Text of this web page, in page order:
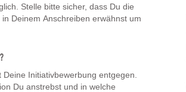
Stelle bitte sicher, dass Du die
Deinem Anschreiben erwähnst um
Initiativbewerbung entgegen.
Du anstrebst und in welche